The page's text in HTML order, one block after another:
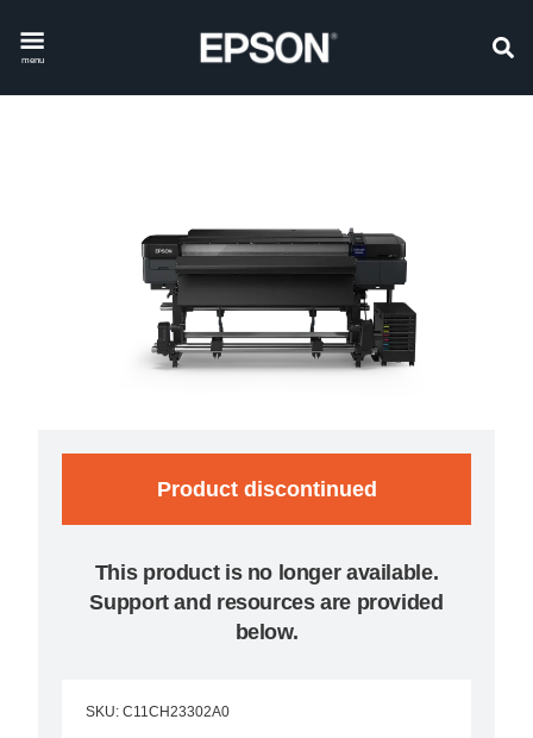
menu
Product discontinued
This product is no longer available.
Support and resources are provided
below.
SKU: C11CH23302A0